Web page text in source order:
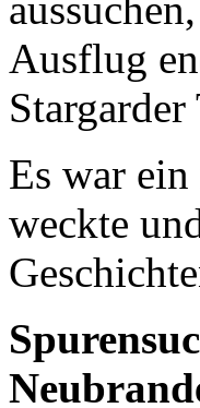
Ausflug
Stargarder
Es war
weckte